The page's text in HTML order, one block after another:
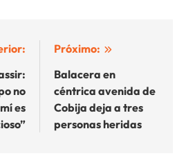
no
es
Próximo:
Balacera en
céntrica avenida de
Cobija deja a tres
personas heridas